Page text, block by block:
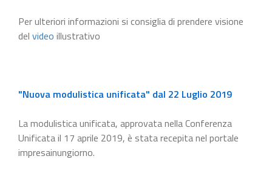
Per ulteriori informazioni si consiglia di prendere visione
del video illustrativo
"Nuova modulistica unificata" dal 22 Luglio 2019
La modulistica unificata, approvata nella Conferenza
Unificata il 17 aprile 2019, è stata recepita nel portale
impresainungiorno.